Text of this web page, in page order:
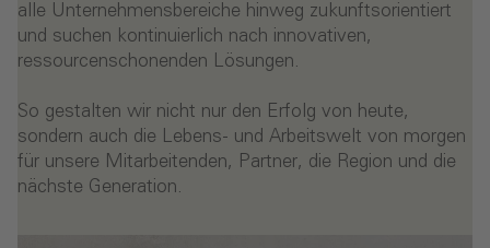
alle Unternehmensbereiche hinweg zukunftsorientiert
und suchen kontinuierlich nach innovativen,
ressourcenschonenden Lösungen.
So gestalten wir nicht nur den Erfolg von heute,
sondern auch die Lebens- und Arbeitswelt von morgen
für unsere Mitarbeitenden, Partner, die Region und die
nächste Generation.